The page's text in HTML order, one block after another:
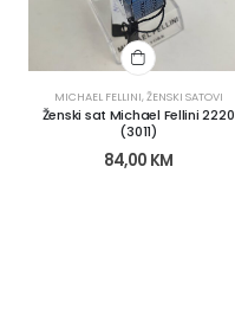
MICHAEL FELLINI,ŽENSKI SATOVI
Ženski sat Michael Fellini 2220
(3011)
84,00 KM